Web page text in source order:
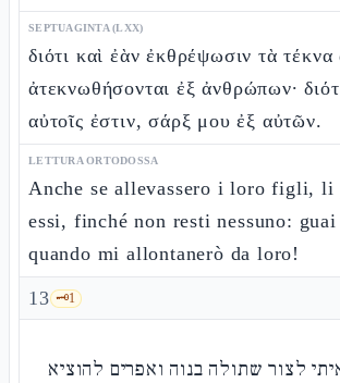
SEPTUAGINTA (LXX)
διότι καὶ ἐὰν ἐκθρέψωσιν τὰ
ἀτεκνωθήσονται ἐξ ἀνθρώπων·
αὐτοῖς ἐστιν, σάρξ μου ἐξ αὐτῶν.
LETTURA ORTODOSSA
Anche se allevassero i loro figli,
essi, finché non resti nessuno:
quando mi allontanerò da loro!
13 🗝️1
לצור שתולה בנוה ואפרים להוציא